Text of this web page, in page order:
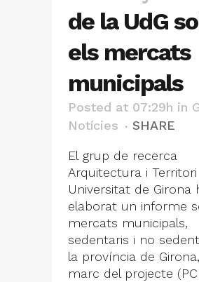
de la UdG
els mercats
municipals
Posted at 07:29h in
Notícies
SHARE
El grup de recerca
Arquitectura i
Universitat de Girona
elaborat un informe
mercats municipals,
sedentaris i no
la província de
marc del projecte